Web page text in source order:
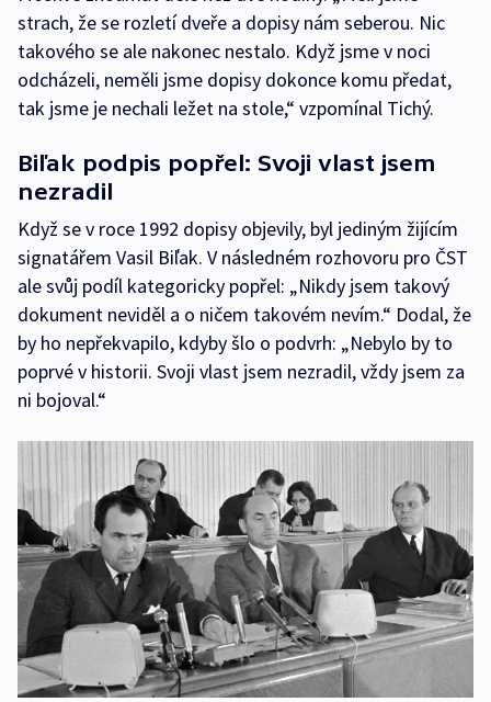
strach, že se rozletí dveře a dopisy nám seberou. Nic
takového se ale nakonec nestalo. Když jsme v noci
odcházeli, neměli jsme dopisy dokonce komu předat,
tak jsme je nechali ležet na stole,“ vzpomínal Tichý.
Biľak podpis popřel: Svoji vlast jsem
nezradil
Když se v roce 1992 dopisy objevily, byl jediným žijícím
signatářem Vasil Biľak. V následném rozhovoru pro ČST
ale svůj podíl kategoricky popřel: „Nikdy jsem takový
dokument neviděl a o ničem takovém nevím.“ Dodal, že
by ho nepřekvapilo, kdyby šlo o podvrh: „Nebylo by to
poprvé v historii. Svoji vlast jsem nezradil, vždy jsem za
ni bojoval.“